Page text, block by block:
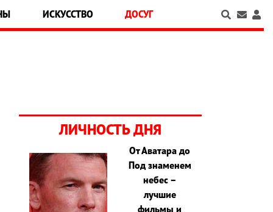
ИСКУССТВО ДОСУГ
ЛИЧНОСТЬ ДНЯ
От Аватара до
Под знаменем
небес –
лучшие
фильмы и